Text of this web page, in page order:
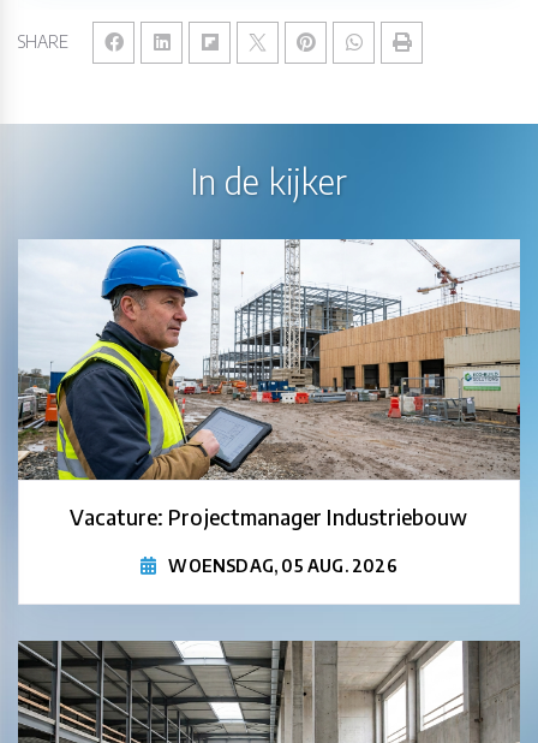
SHARE
In de kijker
Vacature: Projectmanager Industriebouw
WOENSDAG, 05 AUG. 2026